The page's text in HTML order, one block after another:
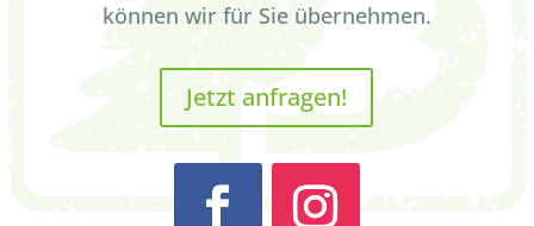
können wir für Sie übernehmen.
Jetzt anfragen!